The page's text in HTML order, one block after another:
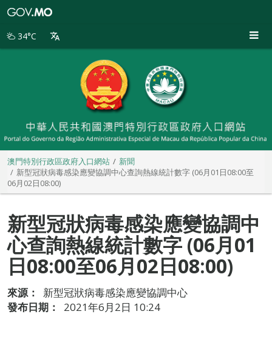
別
34°C
澳門特別行政區政府入口網站
新聞
新型冠狀病毒感染應變協調中心查詢熱線統計數字 (06月01日08:00至
06月02日08:00)
新型冠狀病毒感染應變協調中
心查詢熱線統計數字 (06月01
日08:00至06月02日08:00)
來源：
新型冠狀病毒感染應變協調中心
發布日期：
2021年6月2日 10:24